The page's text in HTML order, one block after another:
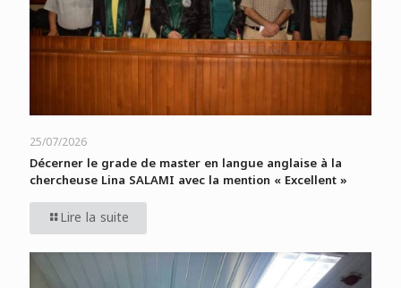
25/07/2026
Décerner le grade de master en langue anglaise à la
chercheuse Lina SALAMI avec la mention « Excellent »
Lire la suite